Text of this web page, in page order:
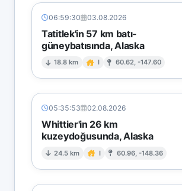
06:59:30 03.08.2026
Tatitlek'in 57 km batı-
güneybatısında, Alaska
18.8 km I 60.62, -147.60
05:35:53 02.08.2026
Whittier'in 26 km
kuzeydoğusunda, Alaska
24.5 km I 60.96, -148.36